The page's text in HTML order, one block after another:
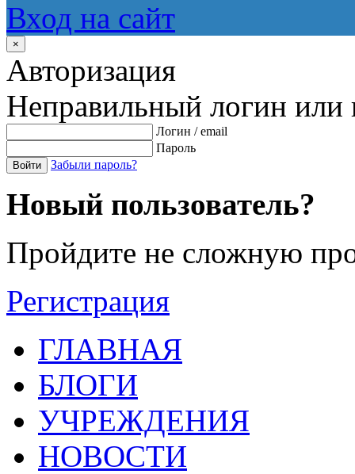
Вход на сайт
×
Авторизация
Неправильный логин или
Логин / email
Пароль
Войти Забыли пароль?
Новый пользователь?
Пройдите не сложную
Регистрация
ГЛАВНАЯ
БЛОГИ
УЧРЕЖДЕНИЯ
НОВОСТИ